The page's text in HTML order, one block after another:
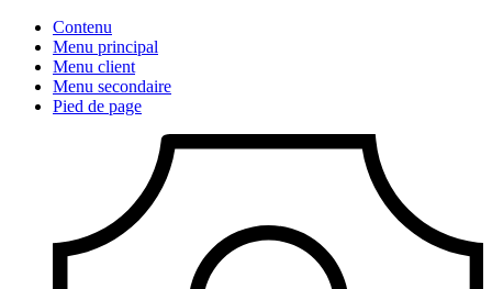
Contenu
Menu principal
Menu client
Menu secondaire
Pied de page